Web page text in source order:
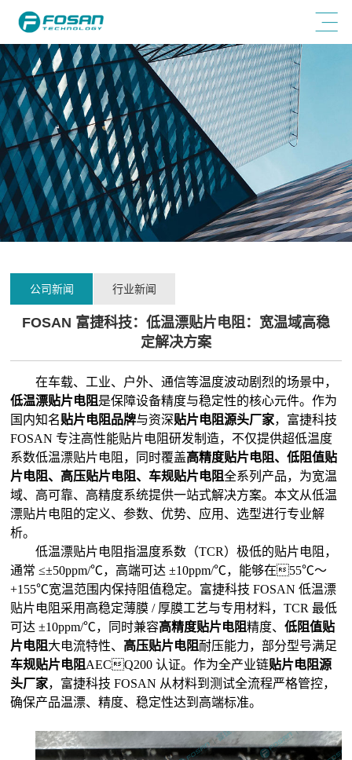
公司新闻 行业新闻
FOSAN 富捷科技：低温漂贴片电阻：宽温域高稳
定解决方案
在车载、工业、户外、通信等温度波动剧烈的场景中，
低温漂贴片电阻 是保障设备精度与稳定性的核心元件。作为
国内知名贴片电阻品牌与资深贴片电阻源头厂家，富捷科技
FOSAN 专注高性能贴片电阻研发制造，不仅提供超低温度
系数低温漂贴片电阻，同时覆盖高精度贴片电阻、低阻值贴
片电阻、高压贴片电阻、车规贴片电阻全系列产品，为宽温
域、高可靠、高精度系统提供一站式解决方案。本文从低温
漂贴片电阻的定义、参数、优势、应用、选型进行专业解
析。
低温漂贴片电阻指温度系数（TCR）极低的贴片电阻，
通常 ≤±50ppm/℃，高端可达 ±10ppm/℃，能够在55℃～
+155℃宽温范围内保持阻值稳定。富捷科技 FOSAN 低温漂
贴片电阻采用高稳定薄膜 / 厚膜工艺与专用材料，TCR 最低
可达 ±10ppm/℃，同时兼容高精度贴片电阻精度、低阻值贴
片电阻 大电流特性、 高压贴片电阻 耐压能力，部分型号满足
车规贴片电阻 AECQ200 认证。作为全产业链贴片电阻源
头厂家，富捷科技 FOSAN 从材料到测试全流程严格管控，
确保产品温漂、精度、稳定性达到高端标准。